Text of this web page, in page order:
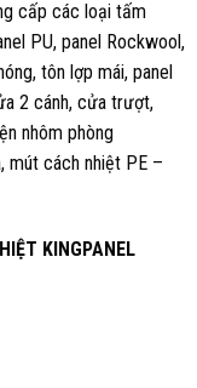
cấp các loại tấm
PU, panel Rockwool,
tôn lợp mái, panel
2 cánh, cửa trượt,
nhôm phòng
mút cách nhiệt PE –
KINGPANEL